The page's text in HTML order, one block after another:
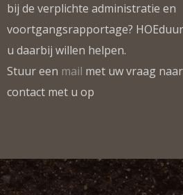
bij de verplichte administratie en
voortgangsrapportage?
u daarbij willen helpen.
Stuur een mail met uw vraag
contact met u op